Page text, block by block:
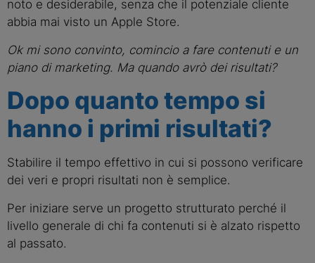
noto e desiderabile, senza che il potenziale cliente
abbia mai visto un Apple Store.
Ok mi sono convinto, comincio a fare contenuti e un
piano di marketing. Ma quando avrò dei risultati?
Dopo quanto tempo si
hanno i primi risultati?
Stabilire il tempo effettivo in cui si possono verificare
dei veri e propri risultati non è semplice.
Per iniziare serve un progetto strutturato perché il
livello generale di chi fa contenuti si è alzato rispetto
al passato.